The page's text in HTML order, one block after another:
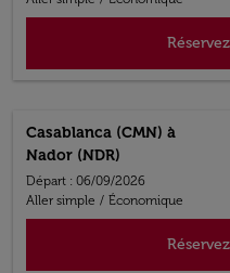
Casablanca (CMN) à
Nador (NDR)
Départ : 06/09/2026
Aller simple / Économique